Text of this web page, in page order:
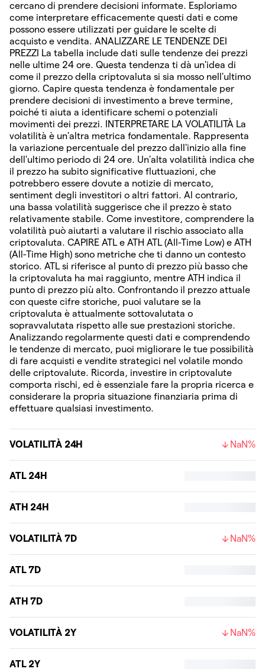
cercano di prendere decisioni informate. Esploriamo
come interpretare efficacemente questi dati e come
possono essere utilizzati per guidare le scelte di
acquisto e vendita. ANALIZZARE LE TENDENZE DEI
PREZZI La tabella include dati sulle tendenze dei prezzi
nelle ultime 24 ore. Questa tendenza ti dà un'idea di
come il prezzo della criptovaluta si sia mosso nell'ultimo
giorno. Capire questa tendenza è fondamentale per
prendere decisioni di investimento a breve termine,
poiché ti aiuta a identificare schemi o potenziali
movimenti dei prezzi. INTERPRETARE LA VOLATILITÀ La
volatilità è un'altra metrica fondamentale. Rappresenta
la variazione percentuale del prezzo dall'inizio alla fine
dell'ultimo periodo di 24 ore. Un'alta volatilità indica che
il prezzo ha subito significative fluttuazioni, che
potrebbero essere dovute a notizie di mercato,
sentiment degli investitori o altri fattori. Al contrario,
una bassa volatilità suggerisce che il prezzo è stato
relativamente stabile. Come investitore, comprendere la
volatilità può aiutarti a valutare il rischio associato alla
criptovaluta. CAPIRE ATL e ATH ATL (All-Time Low) e ATH
(All-Time High) sono metriche che ti danno un contesto
storico. ATL si riferisce al punto di prezzo più basso che
la criptovaluta ha mai raggiunto, mentre ATH indica il
punto di prezzo più alto. Confrontando il prezzo attuale
con queste cifre storiche, puoi valutare se la
criptovaluta è attualmente sottovalutata o
sopravvalutata rispetto alle sue prestazioni storiche.
Analizzando regolarmente questi dati e comprendendo
le tendenze di mercato, puoi migliorare le tue possibilità
di fare acquisti e vendite strategici nel volatile mondo
delle criptovalute. Ricorda, investire in criptovalute
comporta rischi, ed è essenziale fare la propria ricerca e
considerare la propria situazione finanziaria prima di
effettuare qualsiasi investimento.
VOLATILITÀ 24H NaN%
ATL 24H
ATH 24H
VOLATILITÀ 7D NaN%
ATL 7D
ATH 7D
VOLATILITÀ 2Y NaN%
ATL 2Y